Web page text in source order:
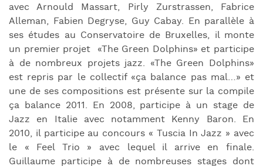
avec Arnould Massart, Pirly Zurstrassen, Fabrice
Alleman, Fabien Degryse, Guy Cabay. En parallèle à
ses études au Conservatoire de Bruxelles, il monte
un premier projet «The Green Dolphins» et participe
à de nombreux projets jazz. «The Green Dolphins»
est repris par le collectif «ça balance pas mal…» et
une de ses compositions est présente sur la compile
ça balance 2011. En 2008, participe à un stage de
Jazz en Italie avec notamment Kenny Baron. En
2010, il participe au concours « Tuscia In Jazz » avec
le « Feel Trio » avec lequel il arrive en finale.
Guillaume participe à de nombreuses stages dont